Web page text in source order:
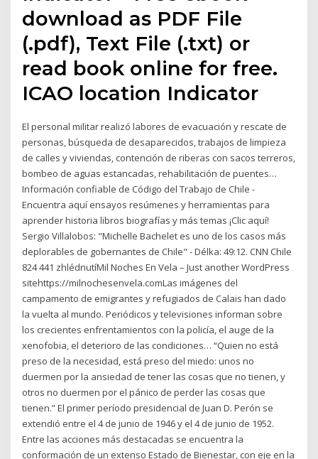
download as PDF File
(.pdf), Text File (.txt) or
read book online for free.
ICAO location Indicator
El personal militar realizó labores de evacuación y rescate de
personas, búsqueda de desaparecidos, trabajos de limpieza
de calles y viviendas, contención de riberas con sacos terreros,
bombeo de aguas estancadas, rehabilitación de puentes…
Información confiable de Código del Trabajo de Chile -
Encuentra aquí ensayos resúmenes y herramientas para
aprender historia libros biografías y más temas ¡Clic aquí!
Sergio Villalobos: "Michelle Bachelet es uno de los casos más
deplorables de gobernantes de Chile" - Délka: 49:12. CNN Chile
824 441 zhlédnutíMil Noches En Vela – Just another WordPress
sitehttps://milnochesenvela.comLas imágenes del
campamento de emigrantes y refugiados de Calais han dado
la vuelta al mundo. Periódicos y televisiones informan sobre
los crecientes enfrentamientos con la policía, el auge de la
xenofobia, el deterioro de las condiciones… “Quien no está
preso de la necesidad, está preso del miedo: unos no
duermen por la ansiedad de tener las cosas que no tienen, y
otros no duermen por el pánico de perder las cosas que
tienen.” El primer período presidencial de Juan D. Perón se
extendió entre el 4 de junio de 1946 y el 4 de junio de 1952.
Entre las acciones más destacadas se encuentra la
conformación de un extenso Estado de Bienestar, con eje en la